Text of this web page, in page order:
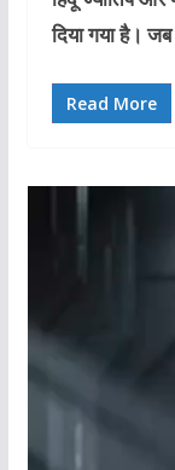
दिया गया है।
Read More